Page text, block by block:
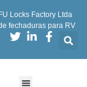
Locks Factory Ltda
fechaduras para RV